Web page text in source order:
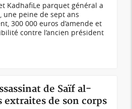
KadhafiLe parquet général a
une peine de sept ans
300 000 euros d’amende et
contre l’ancien président
de Saïf al-
extraites de son corps